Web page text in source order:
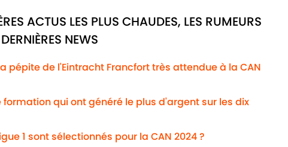
ACTUS LES PLUS CHAUDES, LES RUMEURS
NEWS
pépite de l'Eintracht Francfort très attendue à la CAN
qui ont généré le plus d'argent sur les dix
1 sont sélectionnés pour la CAN 2024 ?